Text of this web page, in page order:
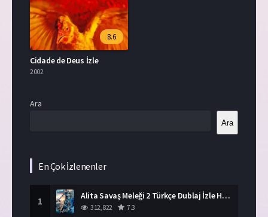
8.6
Cidade de Deus İzle
2002
Ara
Ara
En Çok İzlenenler
1 Alita Savaş Meleği 2 Türkçe Dublaj İzle HD Film
312,822 7.3